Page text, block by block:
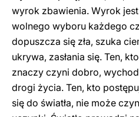
wyrok zbawienia. Wyrok
wolnego wyboru każdego
dopuszcza się zła, szuka
ukrywa, zasłania się. Ten,
znaczy czyni dobro,
drogi życia. Ten, kto
się do światła, nie może